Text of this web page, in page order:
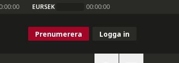
EURSEK 00:00:00
Prenumerera Logga in